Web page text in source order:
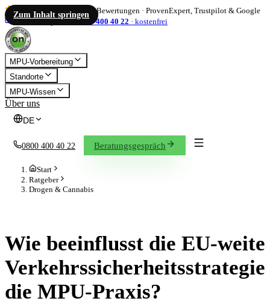
Zum Inhalt springen
4,86 / 5 1.833 Bewertungen · ProvenExpert, Trustpilot & Google
info@on-mpu.de
0800 400 40 22 · kostenfrei
MPU-Vorbereitung
Standorte
MPU-Wissen
Über uns
DE
0800 400 40 22 Beratungsgespräch
Start
Ratgeber
Drogen & Cannabis
Wie beeinflusst die EU-weite
Verkehrssicherheitsstrategie
die MPU-Praxis?